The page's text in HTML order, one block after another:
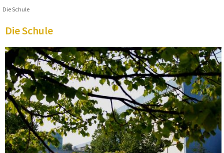
Die Schule
Die Schule